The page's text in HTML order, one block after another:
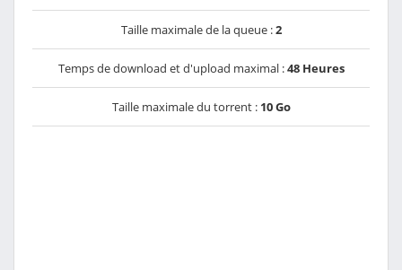
Taille maximale de la queue :2
Temps de download et d'upload maximal :48 Heures
Taille maximale du torrent : 10 Go